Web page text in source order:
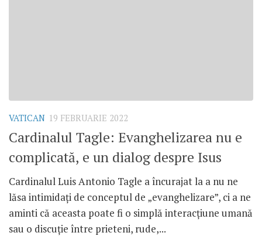
VATICAN 19 FEBRUARIE 2022
Cardinalul Tagle: Evanghelizarea nu e
complicată, e un dialog despre Isus
Cardinalul Luis Antonio Tagle a încurajat la a nu ne
lăsa intimidați de conceptul de „evanghelizare”, ci a ne
aminti că aceasta poate fi o simplă interacțiune umană
sau o discuție între prieteni, rude,...